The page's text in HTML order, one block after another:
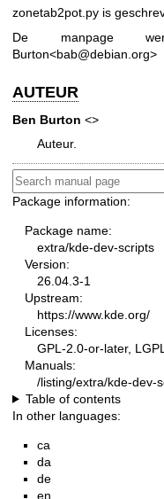
zonetab2pot.py is
De manpage
Burton<bab@debian.org>
AUTEUR
Ben Burton <>
Auteur.
Package information:
Package name:
extra/kde-dev-scripts
Version:
26.04.3-1
Upstream:
https://www.kde.org/
Licenses:
GPL-2.0-or-later,
Manuals:
/listing/extra/kde-dev-
Table of contents
In other languages:
ca
da
de
en